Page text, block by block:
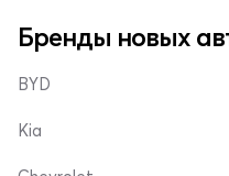
Бренды новых
BYD
Kia